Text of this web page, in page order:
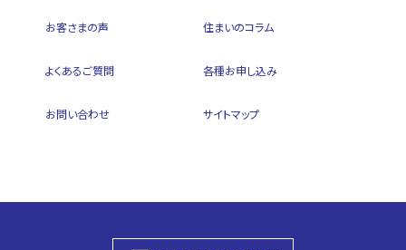
お客さまの声 住まいのコラム
よくあるご質問 各種お申し込み
お問い合わせ サイトマップ